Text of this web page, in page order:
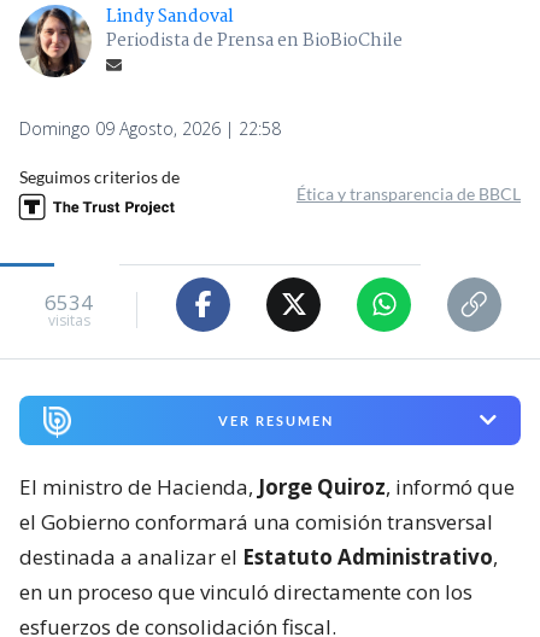
Lindy Sandoval
Periodista de Prensa en BioBioChile
Domingo 09 Agosto, 2026 | 22:58
Seguimos criterios de
Ética y transparencia de BBCL
6534
visitas
VER RESUMEN
El ministro de Hacienda, Jorge Quiroz, informó que
el Gobierno conformará una comisión transversal
destinada a analizar el Estatuto Administrativo,
en un proceso que vinculó directamente con los
esfuerzos de consolidación fiscal.